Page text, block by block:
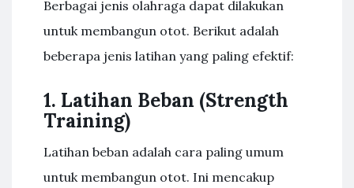
Berbagai jenis olahraga dapat dilakukan
untuk membangun otot. Berikut adalah
beberapa jenis latihan yang paling efektif:
1. Latihan Beban (Strength
Training)
Latihan beban adalah cara paling umum
untuk membangun otot. Ini mencakup